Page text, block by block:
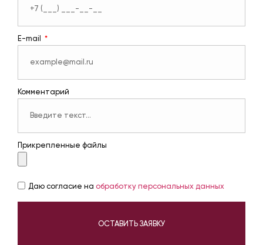
E-mail
Комментарий
Прикрепленные файлы
Даю согласие на обработку персональных данных
ОСТАВИТЬ ЗАЯВКУ